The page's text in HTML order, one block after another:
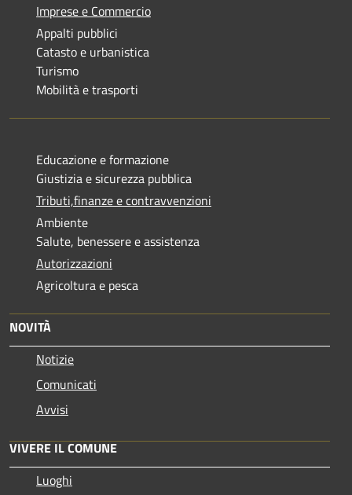
Imprese e Commercio
Appalti pubblici
Catasto e urbanistica
Turismo
Mobilità e trasporti
Educazione e formazione
Giustizia e sicurezza pubblica
Tributi,finanze e contravvenzioni
Ambiente
Salute, benessere e assistenza
Autorizzazioni
Agricoltura e pesca
NOVITÀ
Notizie
Comunicati
Avvisi
VIVERE IL COMUNE
Luoghi